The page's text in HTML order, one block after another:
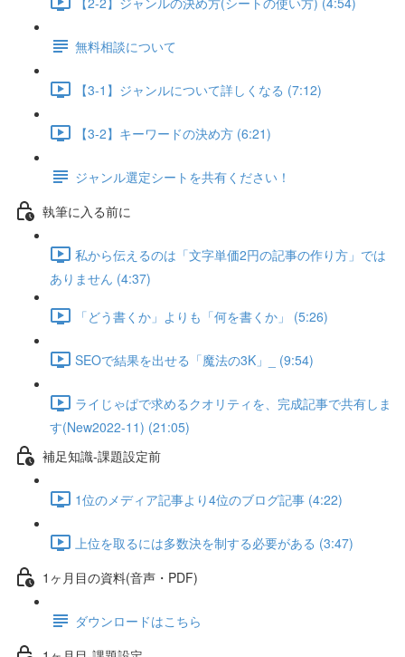
無料相談について
【3-1】ジャンルについて詳しくなる (7:12)
【3-2】キーワードの決め方 (6:21)
ジャンル選定シートを共有ください！
執筆に入る前に
私から伝えるのは「文字単価2円の記事の作り方」では
ありません (4:37)
「どう書くか」よりも「何を書くか」 (5:26)
SEOで結果を出せる「魔法の3K」_ (9:54)
ライじゃぱで求めるクオリティを、完成記事で共有しま
す(New2022-11) (21:05)
補足知識-課題設定前
1位のメディア記事より4位のブログ記事 (4:22)
上位を取るには多数決を制する必要がある (3:47)
1ヶ月目の資料(音声・PDF)
ダウンロードはこちら